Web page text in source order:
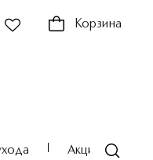
Корзина
Акции